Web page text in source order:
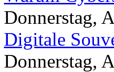
Donnerstag,
Digitale
Donnerstag,